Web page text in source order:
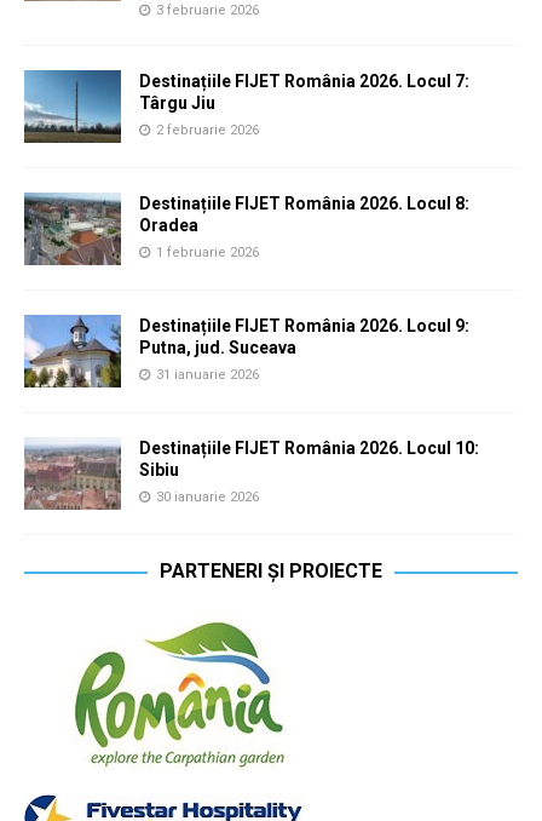
3 februarie 2026
Destinațiile FIJET România 2026. Locul 7:
Târgu Jiu
2 februarie 2026
Destinațiile FIJET România 2026. Locul 8:
Oradea
1 februarie 2026
Destinațiile FIJET România 2026. Locul 9:
Putna, jud. Suceava
31 ianuarie 2026
Destinațiile FIJET România 2026. Locul 10:
Sibiu
30 ianuarie 2026
PARTENERI ȘI PROIECTE